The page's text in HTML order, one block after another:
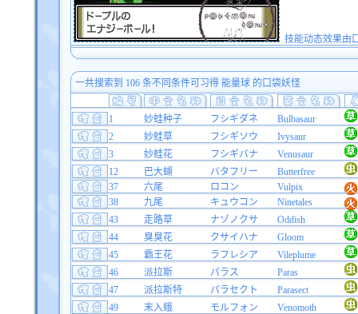
技能动态效果由
一共搜索到 106 条不同条件可习得 能量球 的口袋妖怪
1 妙蛙种子 フシギダネ
Bulbasaur
2
妙蛙草 フシギソウ
Ivysaur
3
妙蛙花 フシギバナ
Venusaur
12
巴大蝴 バタフリー
Butterfree
37
六尾 ロコン
Vulpix
38
九尾 キュウコン
Ninetales
43
走路草 ナゾノクサ
Oddish
44
臭臭花 クサイハナ
Gloom
45
霸王花 ラフレシア
Vileplume
46
派拉斯 パラス
Paras
47
派拉斯特 パラセクト
Parasect
49
末入蛾 モルフォン
Venomoth